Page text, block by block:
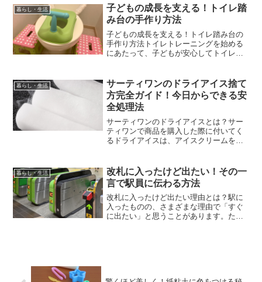
いた西本願寺と東本願寺の違いについて
詳しく解説してみたいと思...
暮らし・生活
子どもの成長を支える！トイレ踏
み台の手作り方法
子どもの成長を支える！トイレ踏み台の
手作り方法トイレトレーニングを始める
にあたって、子どもが安心してトイレを
台の必要性と手作りのメリットについて
ご紹介します。トイレ踏み...
暮らし・生活
サーティワンのドライアイス捨て
方完全ガイド！今日からできる安
全処理法
サーティワンのドライアイスとは？サー
ティワンで商品を購入した際に付いてく
るドライアイスは、アイスクリームを溶
スの基本的な性質や、なぜサーティワン
で使用されているのかとい...
暮らし・生活
改札に入ったけど出たい！その一
言で駅員に伝わる方法
改札に入ったけど出たい理由とは？駅に
入ったものの、さまざまな理由で「すぐ
に出たい」と思うことがあります。たと